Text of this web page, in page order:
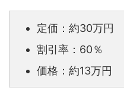
定価：約30万円
割引率：60％
価格：約13万円